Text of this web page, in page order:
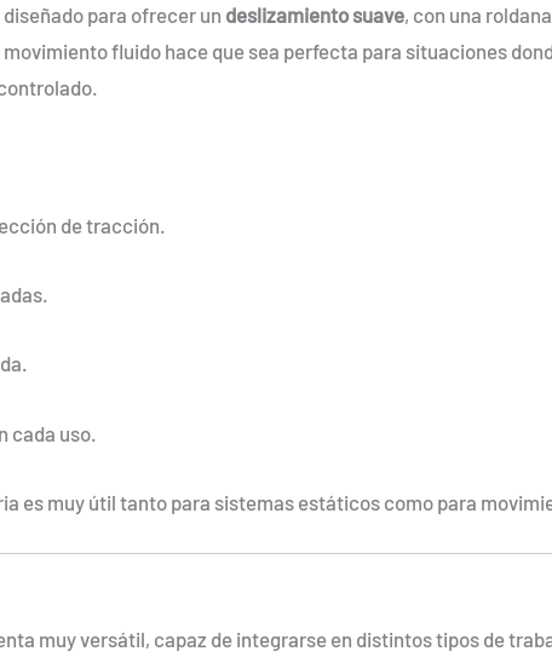
para ofrecer un deslizamiento suave, con una
fluido hace que sea perfecta para situaciones
de tracción.
cada uso.
es muy útil tanto para sistemas estáticos como para
muy versátil, capaz de integrarse en distintos tipos de